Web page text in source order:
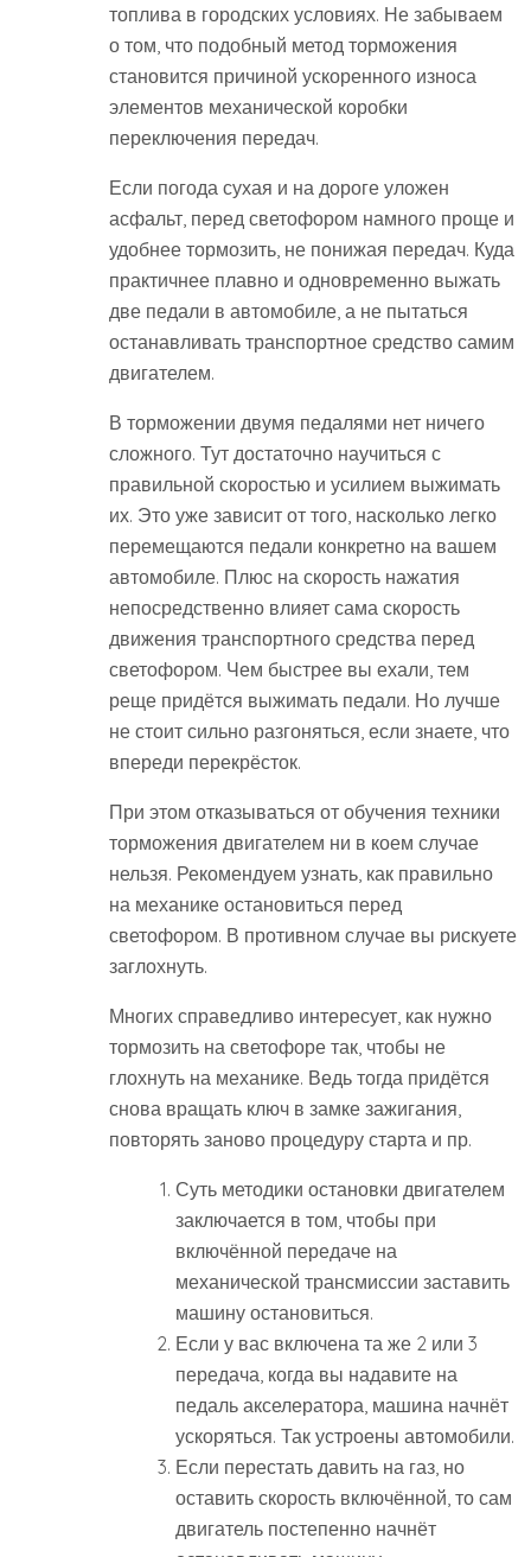
топлива в городских условиях. Не забываем
о том, что подобный метод торможения
становится причиной ускоренного износа
элементов механической коробки
переключения передач.
Если погода сухая и на дороге уложен
асфальт, перед светофором намного проще и
удобнее тормозить, не понижая передач. Куда
практичнее плавно и одновременно выжать
две педали в автомобиле, а не пытаться
останавливать транспортное средство самим
двигателем.
В торможении двумя педалями нет ничего
сложного. Тут достаточно научиться с
правильной скоростью и усилием выжимать
их. Это уже зависит от того, насколько легко
перемещаются педали конкретно на вашем
автомобиле. Плюс на скорость нажатия
непосредственно влияет сама скорость
движения транспортного средства перед
светофором. Чем быстрее вы ехали, тем
реще придётся выжимать педали. Но лучше
не стоит сильно разгоняться, если знаете, что
впереди перекрёсток.
При этом отказываться от обучения техники
торможения двигателем ни в коем случае
нельзя. Рекомендуем узнать, как правильно
на механике остановиться перед
светофором. В противном случае вы рискуете
заглохнуть.
Многих справедливо интересует, как нужно
тормозить на светофоре так, чтобы не
глохнуть на механике. Ведь тогда придётся
снова вращать ключ в замке зажигания,
повторять заново процедуру старта и пр.
Суть методики остановки двигателем
заключается в том, чтобы при
включённой передаче на
механической трансмиссии заставить
машину остановиться.
Если у вас включена та же 2 или 3
передача, когда вы надавите на
педаль акселератора, машина начнёт
ускоряться. Так устроены автомобили.
Если перестать давить на газ, но
оставить скорость включённой, то сам
двигатель постепенно начнёт